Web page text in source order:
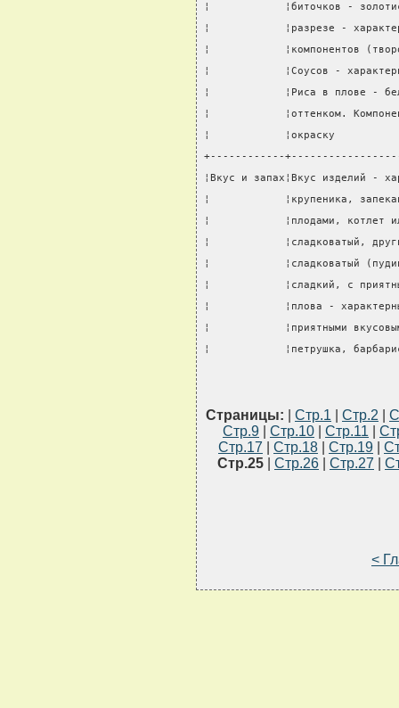
¦            ¦биточков -
¦            ¦разрезе -
¦            ¦компонентов
¦            ¦Соусов -
¦            ¦Риса в плове -
¦            ¦оттенком.
¦            ¦окраску
+------------
¦Вкус и запах¦Вкус изделий -
¦            ¦крупеника,
¦            ¦плодами, котлет
¦            ¦сладковатый,
¦            ¦сладковатый
¦            ¦сладкий, с
¦            ¦плова -
¦            ¦приятными
¦            ¦петрушка,
Страницы: Стр.1 Стр.2
Стр.9
Стр.10 Стр.11
Стр.17
Стр.18 Стр.19
Стр.25
Стр.26 Стр.27
<